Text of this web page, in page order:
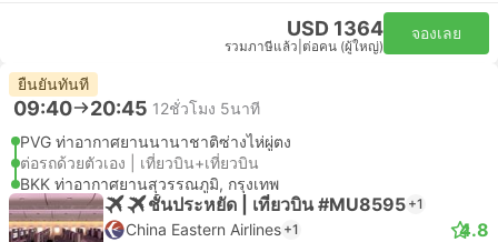
USD 1364
รวมภาษีแล้ว ต่อคน (ผู้ใหญ่)
จองเลย
ยืนยันทันที
09:40 20:45 12ชั่วโมง 5นาที
PVG ท่าอากาศยานนานาชาติซ่างไห่ผู่ตง
ต่อรถด้วยตัวเอง | เที่ยวบิน+เที่ยวบิน
BKK ท่าอากาศยานสุวรรณภูมิ, กรุงเทพ
ชั้นประหยัด | เที่ยวบิน #MU8595 +1
China Eastern Airlines +1 4.8